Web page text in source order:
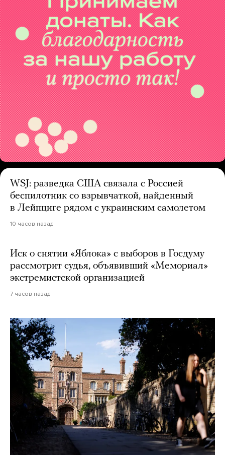
WSJ: разведка США связала с Россией
беспилотник со взрывчаткой, найденный
в Лейпциге рядом с украинским самолетом
10 часов назад
Иск о снятии «Яблока» с выборов в Госдуму
рассмотрит судья, объявивший «Мемориал»
экстремистской организацией
7 часов назад